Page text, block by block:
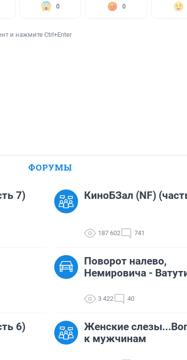
0 0
и нажмите Ctrl+Enter
ФОРУМЫ
7) КиноБЗал (NF)
187 602 741
Поворот налево,
Немировича -
3 422 40
6)
Женские
к мужчинам